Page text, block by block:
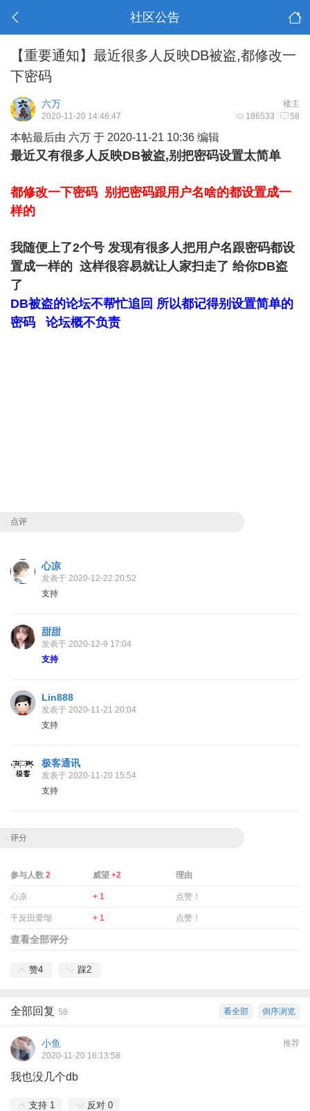
社区公告
【重要通知】最近很多人反映DB被盗,都修改一
下密码
楼主
六万
186533 58
2020-11-20 14:46:47
本帖最后由 六万 于 2020-11-21 10:36 编辑
最近又有很多人反映DB被盗,别把密码设置太简单
都修改一下密码 别把密码跟用户名啥的都设置成一
样的
我随便上了2个号 发现有很多人把用户名跟密码都设
置成一样的 这样很容易就让人家扫走了 给你DB盗
了
DB被盗的论坛不帮忙追回 所以都记得别设置简单的
密码 论坛概不负责
点评
心凉
发表于 2020-12-22 20:52
支持
甜甜
发表于 2020-12-9 17:04
支持
Lin888
发表于 2020-11-21 20:04
支持
极客通讯
发表于 2020-11-20 15:54
支持
评分
参与人数 2 威望+2 理由
心凉 + 1 点赞！
千反田爱瑠 + 1 点赞！
查看全部评分
赞4 踩2
倒序浏览
看全部
全部回复 58
推荐
小鱼
2020-11-20 16:13:58
我也没几个db
支持 1 反对 0